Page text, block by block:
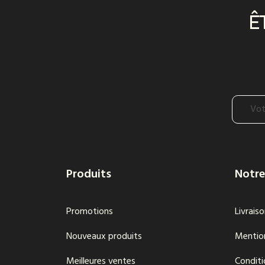
Produits
Promotions
Nouveaux produits
Meilleures ventes